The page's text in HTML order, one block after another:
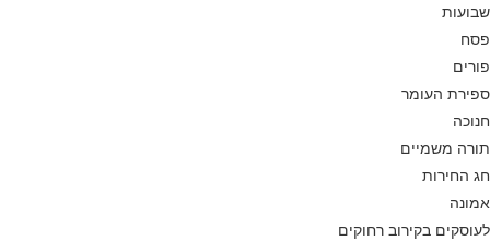
שבועות
פסח
פורים
ספירת העומר
חנוכה
תורה משמיים
חג החירות
אמונה
לעוסקים בקירוב רחוקים